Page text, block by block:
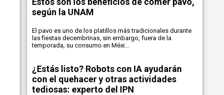
según la UNAM
El pavo es uno de los platillos más tradicionales durante
las fiestas decembrinas, sin embargo, fuera de la
temporada, su consumo en Méxi...
¿Estás listo? Robots con IA ayudarán
con el quehacer y otras actividades
tediosas: experto del IPN